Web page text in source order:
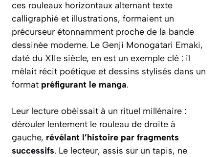
ces rouleaux horizontaux alternant texte
calligraphié et illustrations, formaient un
précurseur étonnamment proche de la bande
dessinée moderne. Le Genji Monogatari Emaki,
daté du XIIe siècle, en est un exemple clé : il
mêlait récit poétique et dessins stylisés dans un
format préfigurant le manga.
Leur lecture obéissait à un rituel millénaire :
dérouler lentement le rouleau de droite à
gauche, révélant l’histoire par fragments
successifs. Le lecteur, assis sur un tapis, ne